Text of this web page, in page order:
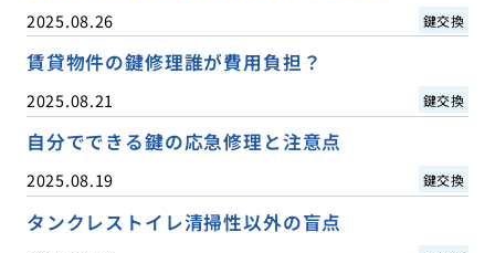
2025.08.26 鍵交換
賃貸物件の鍵修理誰が費用負担？
2025.08.21 鍵交換
自分でできる鍵の応急修理と注意点
2025.08.19 鍵交換
タンクレストイレ清掃性以外の盲点